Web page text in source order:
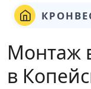
Монтаж
в